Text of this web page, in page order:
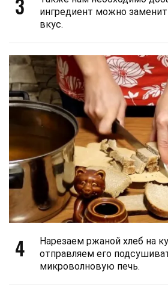
3
ингредиент можно
вкус.
4
Нарезаем ржаной хлеб на
отправляем его
микроволновую печь.